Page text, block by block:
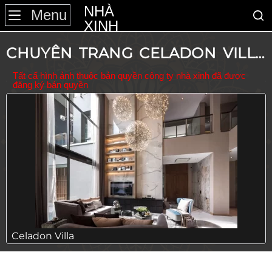
Menu
NHÀ
XINH
CHUYÊN TRANG CELADON VILLA
NHÀ XINH
Tất cẩ hình ảnh thuộc bản quyền công ty nhà xinh đã được
đăng ký bản quyền
Celadon Villa